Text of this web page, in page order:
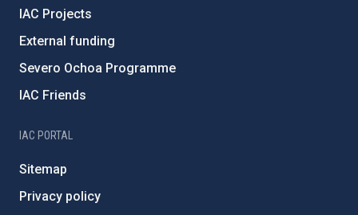
IAC Projects
External funding
Severo Ochoa Programme
IAC Friends
IAC PORTAL
Sitemap
Privacy policy